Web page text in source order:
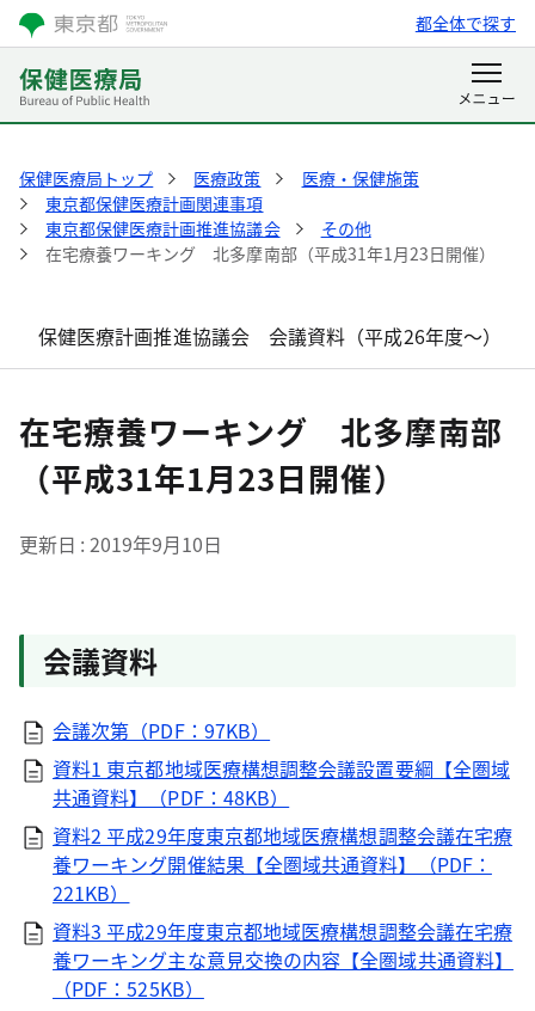
都全体で探す
保健医療局トップ 医療政策
医療・保健施策
東京都保健医療計画関連事項
東京都保健医療計画推進協議会
その他
在宅療養ワーキング 北多摩南部（平成31年1月23日開催）
保健医療計画推進協議会 会議資料（平成26年度～）
在宅療養ワーキング 北多摩南部
（平成31年1月23日開催）
更新日 2019年9月10日
会議資料
会議次第（PDF：97KB）
資料1 東京都地域医療構想調整会議設置要綱【全圏域
共通資料】（PDF：48KB）
資料2 平成29年度東京都地域医療構想調整会議在宅療
養ワーキング開催結果【全圏域共通資料】（PDF：
221KB）
資料3 平成29年度東京都地域医療構想調整会議在宅療
養ワーキング主な意見交換の内容【全圏域共通資料】
（PDF：525KB）